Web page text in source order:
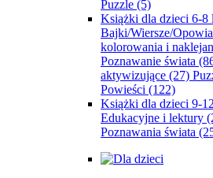
Puzzle (5)
Książki dla dzieci 6-8
Bajki/Wiersze/
kolorowania i
Poznawanie świata
aktywizujące (27)
Powieści (122)
Książki dla dzieci 9-
Edukacyjne i lektury
Poznawania świata